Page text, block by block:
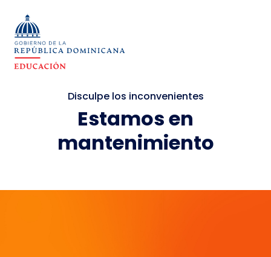
Disculpe los inconvenientes
Estamos en
mantenimiento